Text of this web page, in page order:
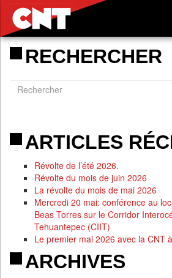
RECHERCHER
ARTICLES
Révolte de l’été 2026.
Révolte du mois de juin 2026
La révolte du mois de mai 2026
Mercredi 20 mai: conférence au
Beas Torres sur le Corridor
Tehuantepec (CIIT)
Le premier mai 2026 avec la CNT
ARCHIVES